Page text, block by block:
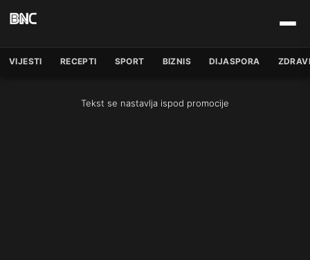
VIJESTI RECEPTI SPORT BIZNIS DIJASPORA
Tekst se nastavlja ispod promocije